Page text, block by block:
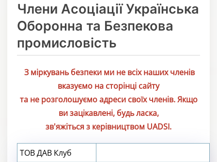
Члени Асоціації Українська
Оборонна та Безпекова
промисловість
З міркувань безпеки ми не всіх наших членів
вказуємо на сторінці сайту
та не розголошуємо адреси своїх членів. Якщо
ви зацікавлені, будь ласка,
зв'яжіться з керівництвом UADSI.
ТОВ ДАВ Клуб